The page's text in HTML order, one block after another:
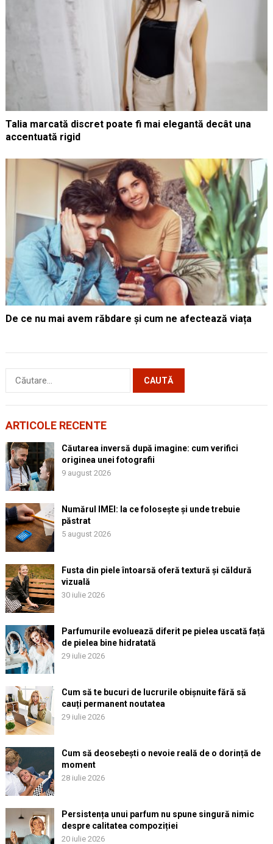
Talia marcată discret poate fi mai elegantă decât una
accentuată rigid
De ce nu mai avem răbdare și cum ne afectează viața
Caută
ARTICOLE RECENTE
Căutarea inversă după imagine: cum verifici
originea unei fotografii
9 august 2026
Numărul IMEI: la ce folosește și unde trebuie
păstrat
5 august 2026
Fusta din piele întoarsă oferă textură și căldură
vizuală
30 iulie 2026
Parfumurile evoluează diferit pe pielea uscată față
de pielea bine hidratată
29 iulie 2026
Cum să te bucuri de lucrurile obișnuite fără să
cauți permanent noutatea
29 iulie 2026
Cum să deosebești o nevoie reală de o dorință de
moment
28 iulie 2026
Persistența unui parfum nu spune singură nimic
despre calitatea compoziției
20 iulie 2026